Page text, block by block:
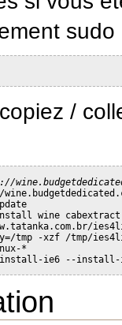
sudo
/
wine cabextract
tmp -xzf /tmp/
*
ie6 --